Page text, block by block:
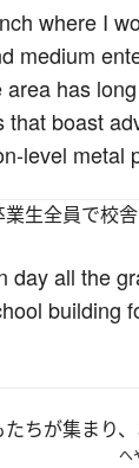
where I
medium
has
that boast
level metal
生全員で校
day all the
building
たちが集まり
へ